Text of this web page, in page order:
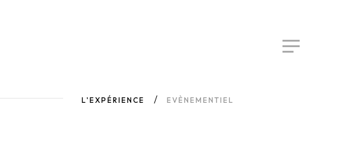
L'EXPÉRIENCE EVÈNEMENTIEL